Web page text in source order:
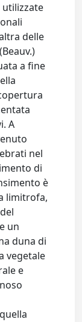
utilizzate
delle
a fine
A
nel
di
è
limitrofa,
un
duna di
vegetale
e